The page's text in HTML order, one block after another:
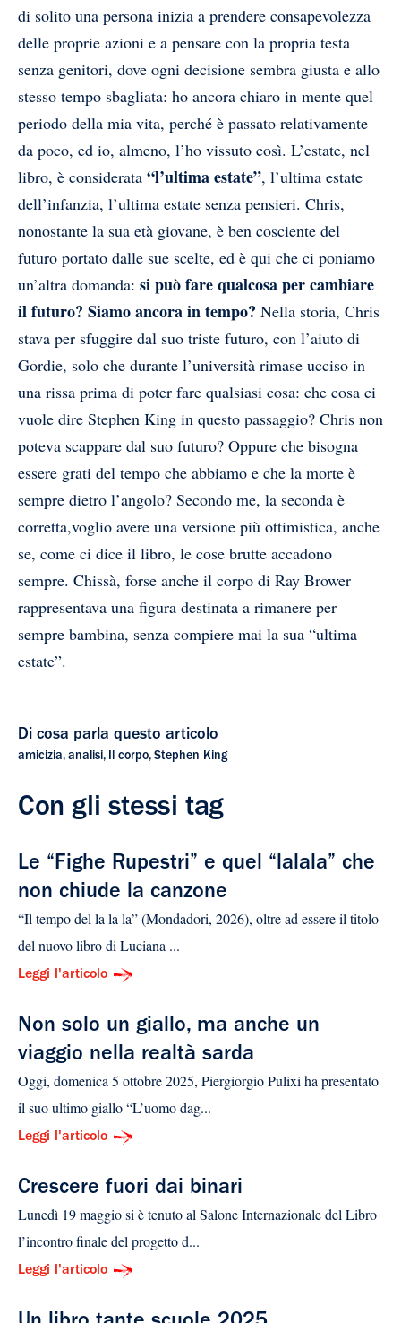
di solito una persona inizia a prendere consapevolezza
delle proprie azioni e a pensare con la propria testa
senza genitori, dove ogni decisione sembra giusta e allo
stesso tempo sbagliata: ho ancora chiaro in mente quel
periodo della mia vita, perché è passato relativamente
da poco, ed io, almeno, l’ho vissuto così. L’estate, nel
libro, è considerata “l’ultima estate”, l’ultima estate
dell’infanzia, l’ultima estate senza pensieri. Chris,
nonostante la sua età giovane, è ben cosciente del
futuro portato dalle sue scelte, ed è qui che ci poniamo
un’altra domanda: si può fare qualcosa per cambiare
il futuro? Siamo ancora in tempo? Nella storia, Chris
stava per sfuggire dal suo triste futuro, con l’aiuto di
Gordie, solo che durante l’università rimase ucciso in
una rissa prima di poter fare qualsiasi cosa: che cosa ci
vuole dire Stephen King in questo passaggio? Chris non
poteva scappare dal suo futuro? Oppure che bisogna
essere grati del tempo che abbiamo e che la morte è
sempre dietro l’angolo? Secondo me, la seconda è
corretta,voglio avere una versione più ottimistica, anche
se, come ci dice il libro, le cose brutte accadono
sempre. Chissà, forse anche il corpo di Ray Brower
rappresentava una figura destinata a rimanere per
sempre bambina, senza compiere mai la sua “ultima
estate”.
Di cosa parla questo articolo
amicizia, analisi, Il corpo, Stephen King
Con gli stessi tag
Le “Fighe Rupestri” e quel “lalala” che
non chiude la canzone
“Il tempo del la la la” (Mondadori, 2026), oltre ad essere il titolo
del nuovo libro di Luciana ...
Leggi l'articolo
Non solo un giallo, ma anche un
viaggio nella realtà sarda
Oggi, domenica 5 ottobre 2025, Piergiorgio Pulixi ha presentato
il suo ultimo giallo “L’uomo dag...
Leggi l'articolo
Crescere fuori dai binari
Lunedì 19 maggio si è tenuto al Salone Internazionale del Libro
l’incontro finale del progetto d...
Leggi l'articolo